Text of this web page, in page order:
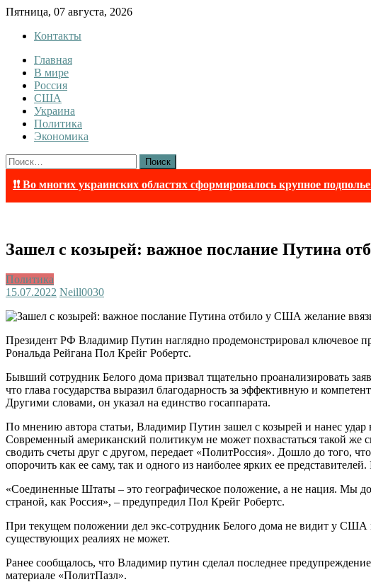
Skip
content
Пятница, 07 августа, 2026
Контакты
Tewi
Tewi — Новости
Главная
В мире
Россия
США
Украина
Политика
Экономика
Найти:
❗❗ Во многих украинских областях сформировалось крупное
Зашел с козырей: важное послание Путина
Политика
15.07.2022 Neill0030
Президент РФ Владимир Путин наглядно продемонстрировал
Рональда Рейгана Пол Крейг Робертс.
Бывший сотрудник Белого дома призвал тщательно проанализировать
что глава государства выразил благодарность за эффективную и
Другими словами, он указал на единство госаппарата.
По мнению автора статьи, Владимир Путин зашел с козырей и нанес
Современный американский политикум не может похвастаться такой
сводить счеты друг с другом, передает «ПолитРоссия». Дошло до того,
опорочить как ее саму, так и одного из наиболее ярких ее
«Соединенные Штаты – это географическое положение, а не нация. Мы
страной, как Россия», – предупредил Пол Крейг Робертс.
При текущем положении дел экс-сотрудник Белого дома не видит у США
существующих реалиях не может.
Ранее сообщалось, что Владимир путин сделал последнее
материале «ПолитПазл».